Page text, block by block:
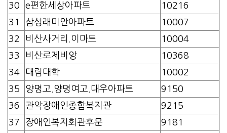
30
e편한세상아파트
10216
31
삼성래미안아파트
10007
32
비산사거리.이마트
10004
33
비산로제비앙
10368
34
대림대학
10002
35
양명고.양명여고.대우아파트
9150
36
관악장애인종합복지관
9215
37
장애인복지회관후문
9181